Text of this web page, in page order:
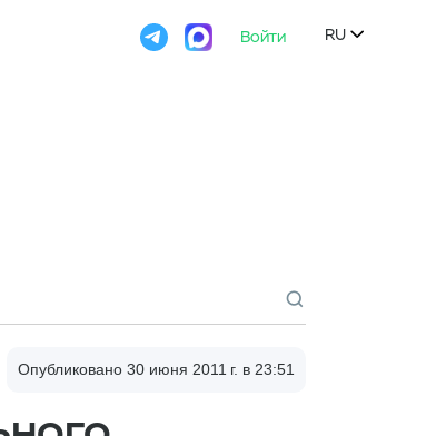
Войти RU 

Опубликовано 30 июня 2011 г. в 23:51